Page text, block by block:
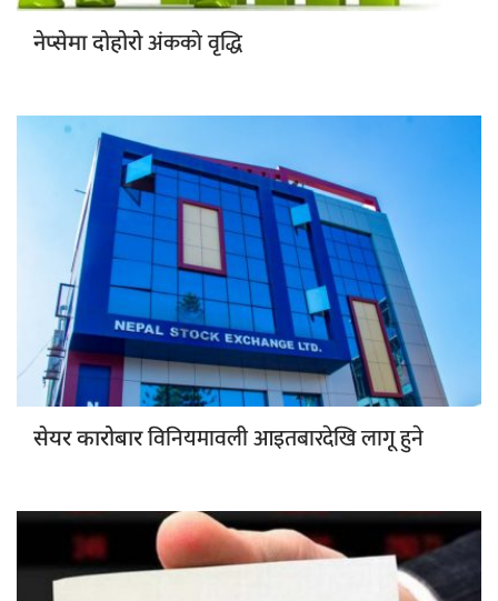
नेप्सेमा दोहोरोअंकको वृद्धि
सेयर कारोबारविनियमावली आइतबारदेखि लागू हुने